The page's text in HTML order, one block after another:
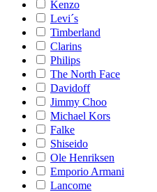
Kenzo
Levi´s
Timberland
Clarins
Philips
The North Face
Davidoff
Jimmy Choo
Michael Kors
Falke
Shiseido
Ole Henriksen
Emporio Armani
Lancome